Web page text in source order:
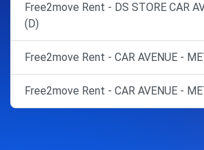
Free2move Rent - DS STORE CAR
(D)
Free2move Rent - CAR AVENUE -
Free2move Rent - CAR AVENUE -